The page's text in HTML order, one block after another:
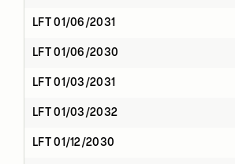
LFT 01/06/2031
LFT 01/06/2030
LFT 01/03/2031
LFT 01/03/2032
LFT 01/12/2030